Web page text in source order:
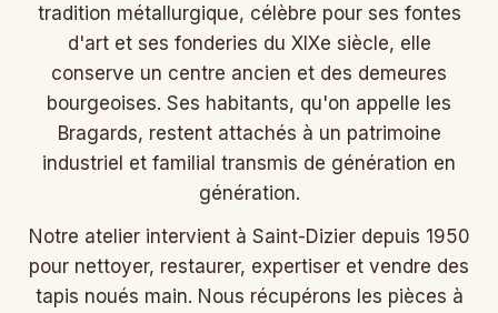
tradition métallurgique, célèbre pour ses fontes
d'art et ses fonderies du XIXe siècle, elle
conserve un centre ancien et des demeures
bourgeoises. Ses habitants, qu'on appelle les
Bragards, restent attachés à un patrimoine
industriel et familial transmis de génération en
génération.
Notre atelier intervient à Saint-Dizier depuis 1950
pour nettoyer, restaurer, expertiser et vendre des
tapis noués main. Nous récupérons les pièces à